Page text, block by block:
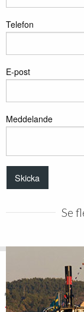
Telefon
E-post
Meddelande
Se